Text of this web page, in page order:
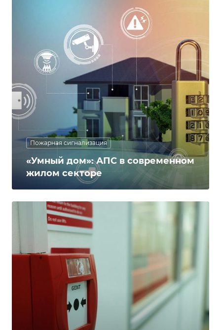
Пожарная сигнализация
«Умный дом»: АПС в современном
жилом секторе